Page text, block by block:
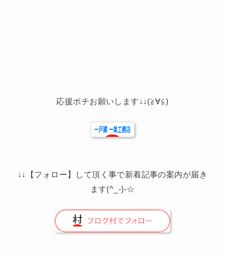
応援ポチお願いします↓↓(≧∀≦)
↓↓【フォロー】して頂く事で新着記事の案内が届き
ます(^_-)-☆